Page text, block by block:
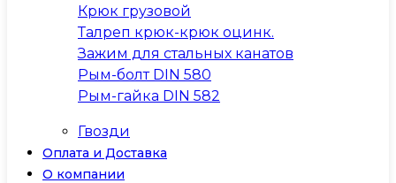
Крюк грузовой
Талреп крюк-крюк оцинк.
Зажим для стальных канатов
Рым-болт DIN 580
Рым-гайка DIN 582
Гвозди
Оплата и Доставка
О компании